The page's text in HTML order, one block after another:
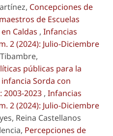
Concepciones de
de Escuelas
Caldas , Infancias
2 (2024): Julio-Diciembre
públicas para la
Sorda con
2023 , Infancias
2 (2024): Julio-Diciembre
Reina Castellanos
Percepciones de